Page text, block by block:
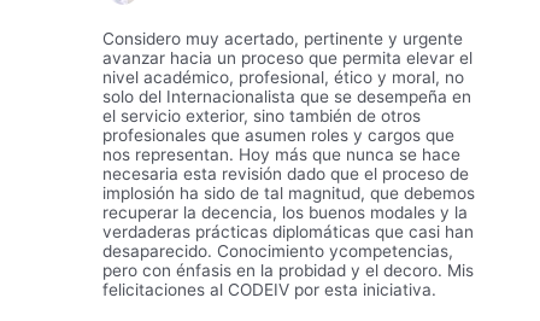
Considero muy acertado, pertinente y urgente
avanzar hacia un proceso que permita elevar el
nivel académico, profesional, ético y moral, no
solo del Internacionalista que se desempeña en
el servicio exterior, sino también de otros
profesionales que asumen roles y cargos que
nos representan. Hoy más que nunca se hace
necesaria esta revisión dado que el proceso de
implosión ha sido de tal magnitud, que debemos
recuperar la decencia, los buenos modales y la
verdaderas prácticas diplomáticas que casi han
desaparecido. Conocimiento ycompetencias,
pero con énfasis en la probidad y el decoro. Mis
felicitaciones al CODEIV por esta iniciativa.